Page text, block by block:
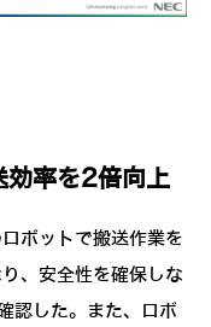
効率を2倍向上
ボットで搬送作業を
、安全性を確保しな
認した。また、ロボ